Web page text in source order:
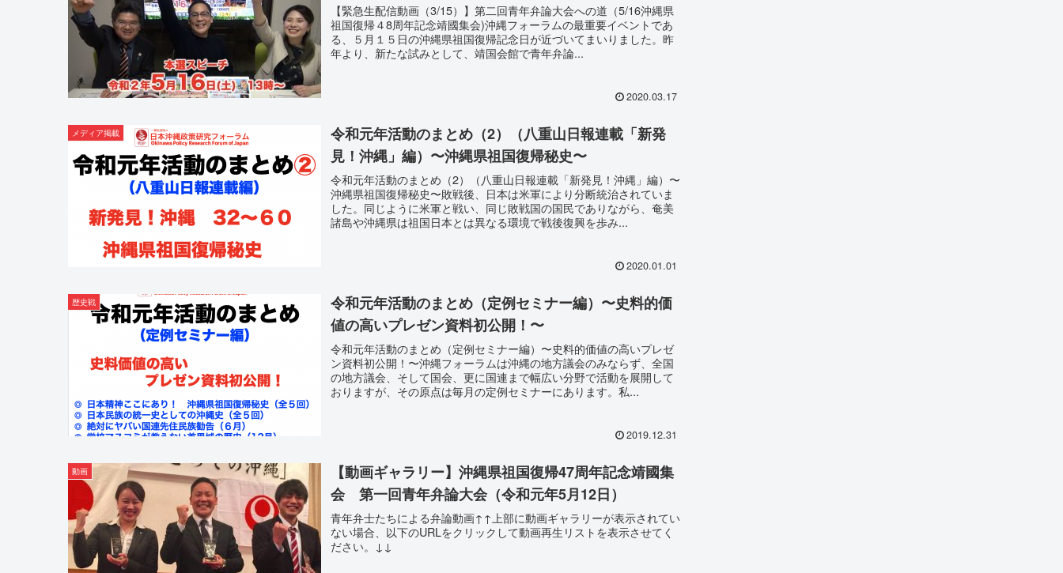
【緊急生配信動画（3/15）】第二回青年弁論大会への道（5/16沖縄県
祖国復帰４8周年記念靖國集会)沖縄フォーラムの最重要イベントであ
る、５月１５日の沖縄県祖国復帰記念日が近づいてまいりました。昨
年より、新たな試みとして、靖国会館で青年弁論...
2020.03.17
メディア掲載
令和元年活動のまとめ（2）（八重山日報連載「新発
見！沖縄」編）〜沖縄県祖国復帰秘史〜
令和元年活動のまとめ（2）（八重山日報連載「新発見！沖縄」編）〜
沖縄県祖国復帰秘史〜敗戦後、日本は米軍により分断統治されていま
した。同じように米軍と戦い、同じ敗戦国の国民でありながら、奄美
諸島や沖縄県は祖国日本とは異なる環境で戦後復興を歩み...
2020.01.01
歴史戦
令和元年活動のまとめ（定例セミナー編）〜史料的価
値の高いプレゼン資料初公開！〜
令和元年活動のまとめ（定例セミナー編）〜史料的価値の高いプレゼ
ン資料初公開！〜沖縄フォーラムは沖縄の地方議会のみならず、全国
の地方議会、そして国会、更に国連まで幅広い分野で活動を展開して
おりますが、その原点は毎月の定例セミナーにあります。私...
2019.12.31
動画
【動画ギャラリー】沖縄県祖国復帰47周年記念靖國集
会 第一回青年弁論大会（令和元年5月12日）
青年弁士たちによる弁論動画↑↑上部に動画ギャラリーが表示されてい
ない場合、以下のURLをクリックして動画再生リストを表示させてく
ださい。↓↓